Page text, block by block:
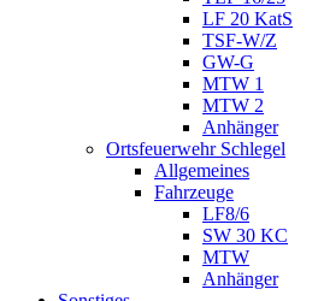
LF 20 KatS
TSF-W/Z
GW-G
MTW 1
MTW 2
Anhänger
Ortsfeuerwehr Schlegel
Allgemeines
Fahrzeuge
LF8/6
SW 30 KC
MTW
Anhänger